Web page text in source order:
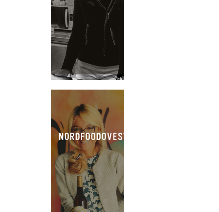
NORDFOODOVESTEST